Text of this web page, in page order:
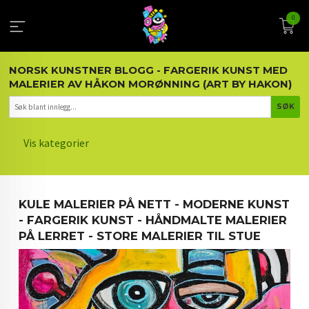
innholdet
0
NORSK KUNSTNER BLOGG - FARGERIK KUNST MED
MALERIER AV HÅKON MORØNNING (ART BY HAKON)
Vis kategorier
KUNST OG KUNSTNEREN
MALERIER BLOGG
ARTIKLER OM KUNST
INTERIØR OG KUNST
KULE MALERIER PÅ NETT - MODERNE KUNST
- FARGERIK KUNST - HÅNDMALTE MALERIER
PÅ LERRET - STORE MALERIER TIL STUE